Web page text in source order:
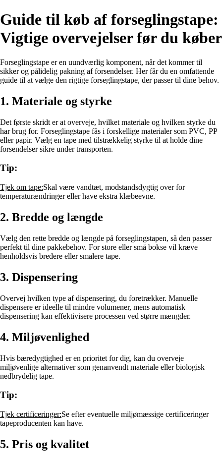
Guide til køb af forseglingstape:
Vigtige overvejelser før du køber
Forseglingstape er en uundværlig komponent, når det kommer til
sikker og pålidelig pakning af forsendelser. Her får du en omfattende
guide til at vælge den rigtige forseglingstape, der passer til dine behov.
1. Materiale og styrke
Det første skridt er at overveje, hvilket materiale og hvilken styrke du
har brug for. Forseglingstape fås i forskellige materialer som PVC, PP
eller papir. Vælg en tape med tilstrækkelig styrke til at holde dine
forsendelser sikre under transporten.
Tip:
Tjek om tape:Skal være vandtæt, modstandsdygtig over for
temperaturændringer eller have ekstra klæbeevne.
2. Bredde og længde
Vælg den rette bredde og længde på forseglingstapen, så den passer
perfekt til dine pakkebehov. For store eller små bokse vil kræve
henholdsvis bredere eller smalere tape.
3. Dispensering
Overvej hvilken type af dispensering, du foretrækker. Manuelle
dispensere er ideelle til mindre volumener, mens automatisk
dispensering kan effektivisere processen ved større mængder.
4. Miljøvenlighed
Hvis bæredygtighed er en prioritet for dig, kan du overveje
miljøvenlige alternativer som genanvendt materiale eller biologisk
nedbrydelig tape.
Tip:
Tjek certificeringer:Se efter eventuelle miljømæssige certificeringer
tapeproducenten kan have.
5. Pris og kvalitet